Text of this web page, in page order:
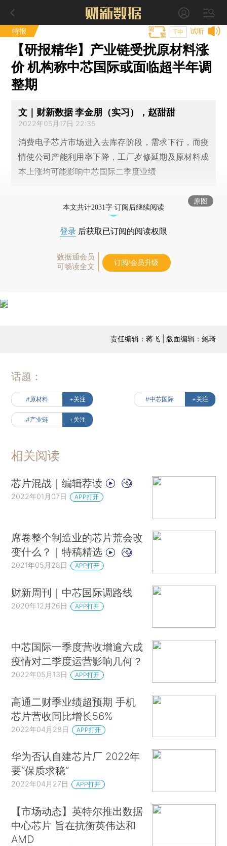
特报 试听
T中
【研报精华】产业链受扰原材料涨
价 机构称中芯国际或面临超半年调
整期
文｜财新数据 李金朋（实习），赵甜甜
2022年05月17日 22:35
消费电子芯片市场进入去库存阶段，需求下行，而疫
情使公司产能利用率下降，工厂岁修延期及原材料成
本上涨均可能影响中芯国际二季度业绩
原图
本文共计2031字 订阅后继续阅读
登录 后获取已订阅的阅读权限
数据通会员
可畅读全文
订阅/会员升级
责任编辑：蒋飞 | 版面编辑：鲍琦
话题：
#原材料 +关注 #中芯国际 +关注
#产业链 +关注
相关阅读
芯片混战｜编辑荐读
2022年01月07日 APP打开
席卷整个制造业的芯片荒会改
变什么？｜特稿精选
2021年05月28日 APP打开
财新周刊｜中芯国际调路线
2020年12月26日 APP打开
中芯国际一季度营收增逾六成
疫情对二季度运营影响几何？
2022年05月13日 APP打开
高通二财季业绩超预期 手机
芯片营收同比增长56%
2022年04月28日 APP打开
华为否认自建芯片厂 2022年
要“保质求稳”
2022年04月27日 APP打开
【市场动态】英特尔推出数据
中心芯片 旨在抗衡英伟达和
AMD